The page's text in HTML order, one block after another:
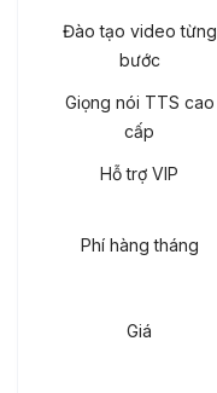
Đào tạo video từng
bước
Giọng nói TTS cao
cấp
Hỗ trợ VIP
Phí hàng tháng
Giá